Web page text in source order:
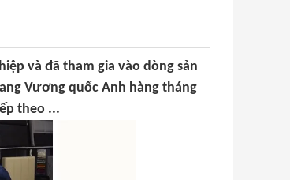
và đã tham gia vào dòng sản
Vương quốc Anh hàng tháng
theo ...